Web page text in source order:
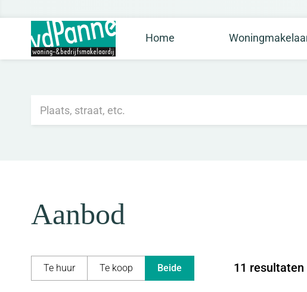
Home
Aanbod
Te huur Te koop Beide 11 resultaten